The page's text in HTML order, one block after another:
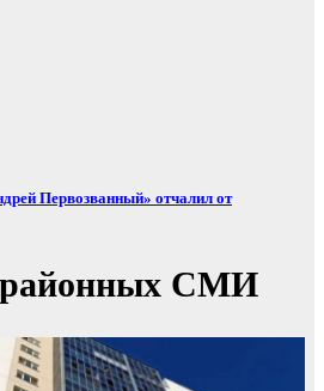
Первозванный» отчалил от